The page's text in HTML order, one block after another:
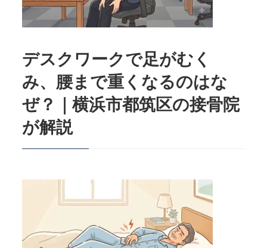
デスクワークで足がむく
み、腰まで重くなるのはな
ぜ？｜横浜市都筑区の接骨院
が解説